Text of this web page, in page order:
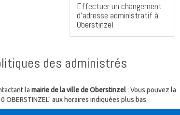
Effectuer un changement
d'adresse administratif à
Oberstinzel
des administrés
la mairie de la ville de Oberstinzel: Vous pouvez la
aux horaires indiquées plus bas.